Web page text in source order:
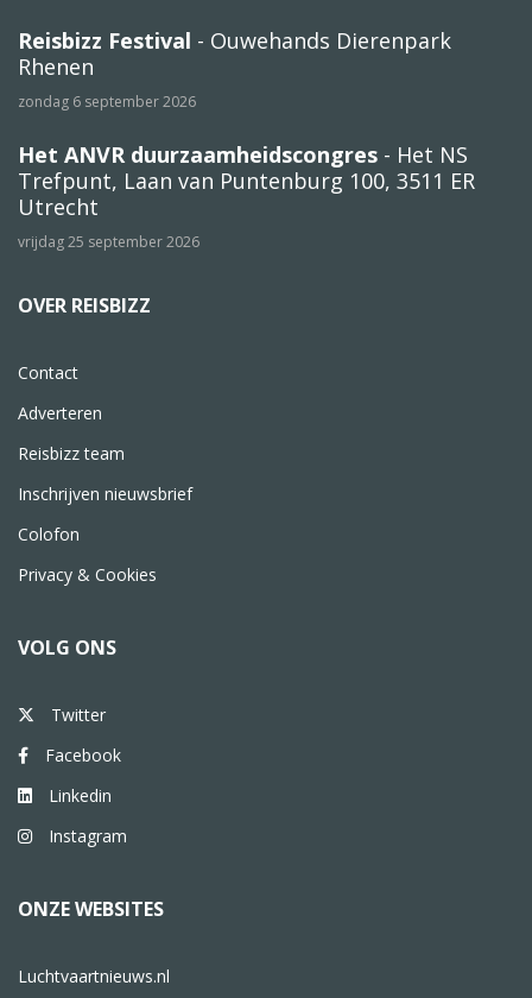
Reisbizz Festival - Ouwehands Dierenpark
Rhenen
zondag 6 september 2026
Het ANVR duurzaamheidscongres - Het NS
Trefpunt, Laan van Puntenburg 100, 3511 ER
Utrecht
vrijdag 25 september 2026
OVER REISBIZZ
Contact
Adverteren
Reisbizz team
Inschrijven nieuwsbrief
Colofon
Privacy & Cookies
VOLG ONS
Twitter
Facebook
Linkedin
Instagram
ONZE WEBSITES
Luchtvaartnieuws.nl